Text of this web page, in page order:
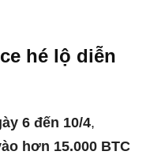
hé lộ diễn
6 đến 10/4,
hơn 15.000 BTC